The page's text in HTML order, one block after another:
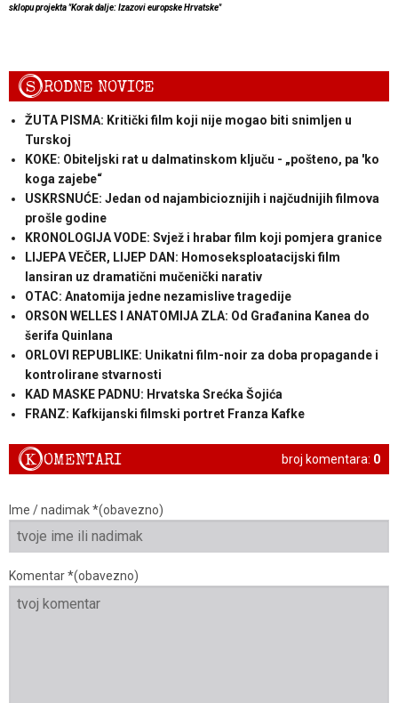
sklopu projekta "Korak dalje: Izazovi europske Hrvatske"
SRODNE NOVICE
ŽUTA PISMA: Kritički film koji nije mogao biti snimljen u
Turskoj
KOKE: Obiteljski rat u dalmatinskom ključu - „pošteno, pa 'ko
koga zajebe“
USKRSNUĆE: Jedan od najambicioznijih i najčudnijih filmova
prošle godine
KRONOLOGIJA VODE: Svjež i hrabar film koji pomjera granice
LIJEPA VEČER, LIJEP DAN: Homoseksploatacijski film
lansiran uz dramatični mučenički narativ
OTAC: Anatomija jedne nezamislive tragedije
ORSON WELLES I ANATOMIJA ZLA: Od Građanina Kanea do
šerifa Quinlana
ORLOVI REPUBLIKE: Unikatni film-noir za doba propagande i
kontrolirane stvarnosti
KAD MASKE PADNU: Hrvatska Srećka Šojića
FRANZ: Kafkijanski filmski portret Franza Kafke
broj komentara: 0
KOMENTARI
Ime / nadimak *(obavezno)
Komentar *(obavezno)